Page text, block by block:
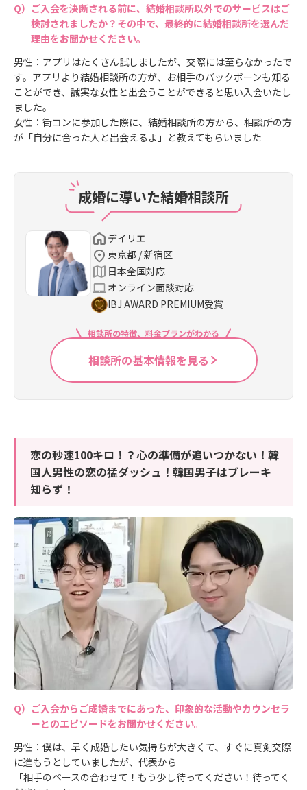
ご入会を決断される前に、結婚相談所以外でのサービスはご
検討されましたか？その中で、最終的に結婚相談所を選んだ
理由をお聞かせください。
男性：アプリはたくさん試しましたが、交際には至らなかったで
す。アプリより結婚相談所の方が、お相手のバックボーンも知る
ことができ、誠実な女性と出会うことができると思い入会いたし
ました。
女性：街コンに参加した際に、結婚相談所の方から、相談所の方
が「自分に合った人と出会えるよ」と教えてもらいました
成婚に導いた結婚相談所
デイリエ
東京都 / 新宿区
日本全国対応
オンライン面談対応
IBJ AWARD PREMIUM受賞
相談所の特徴、料金プランがわかる
相談所の基本情報を見る
恋の秒速100キロ！？心の準備が追いつかない！韓
国人男性の恋の猛ダッシュ！韓国男子はブレーキ
知らず！
ご入会からご成婚までにあった、印象的な活動やカウンセラ
ーとのエピソードをお聞かせください。
男性：僕は、早く成婚したい気持ちが大きくて、すぐに真剣交際
に進もうとしていましたが、代表から
「相手のペースの合わせて！もう少し待ってください！待ってく